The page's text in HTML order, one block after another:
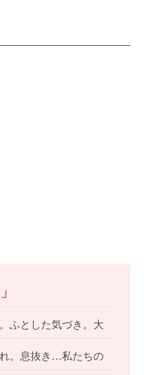
ふとした気づき。大
。息抜き…私たちの